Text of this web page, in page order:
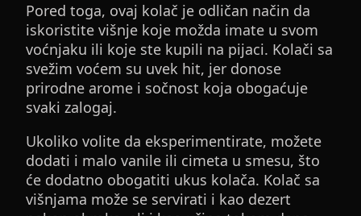
Pored toga, ovaj kolač je odličan način da
iskoristite višnje koje možda imate u svom
voćnjaku ili koje ste kupili na pijaci. Kolači sa
svežim voćem su uvek hit, jer donose
prirodne arome i sočnost koja obogaćuje
svaki zalogaj.
Ukoliko volite da eksperimentirate, možete
dodati i malo vanile ili cimeta u smesu, što
će dodatno obogatiti ukus kolača. Kolač sa
višnjama može se servirati i kao dezert